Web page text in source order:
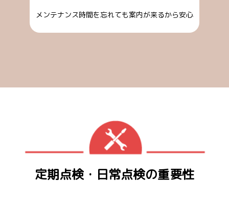
メンテナンス時間を忘れても案内が来るから安心
定期点検・日常点検の重要性